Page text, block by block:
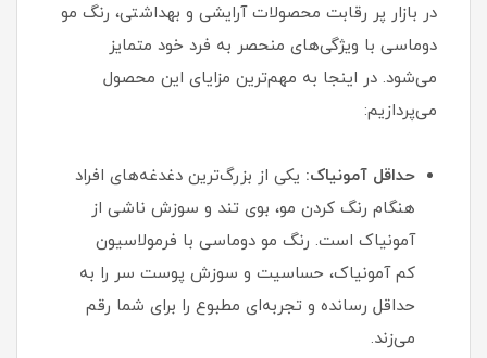
در بازار پر رقابت محصولات آرایشی و بهداشتی، رنگ مو
دوماسی با ویژگی‌های منحصر به فرد خود متمایز
می‌شود. در اینجا به مهم‌ترین مزایای این محصول
می‌پردازیم:
حداقل آمونیاک: یکی از بزرگ‌ترین دغدغه‌های افراد
هنگام رنگ کردن مو، بوی تند و سوزش ناشی از
آمونیاک است. رنگ مو دوماسی با فرمولاسیون
کم‌ آمونیاک، حساسیت و سوزش پوست سر را به
حداقل رسانده و تجربه‌ای مطبوع را برای شما رقم
می‌زند.